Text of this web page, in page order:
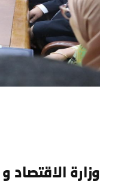
وزارة الاقتصاد